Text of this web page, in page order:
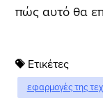
πώς αυτό θα
Ετικέτες
εφαρμογές της